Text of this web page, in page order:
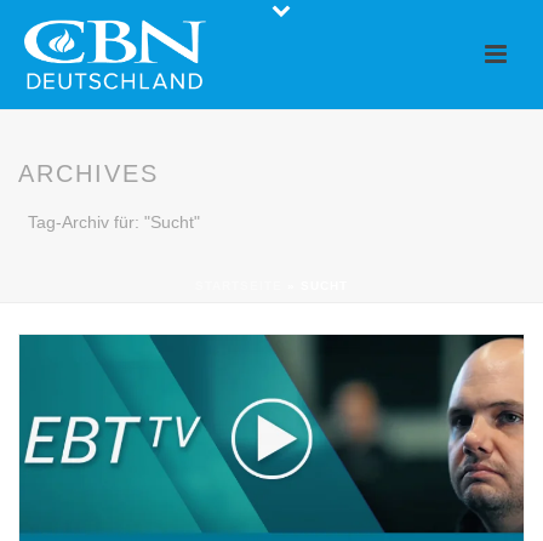
ARCHIVES
Tag-Archiv für: "Sucht"